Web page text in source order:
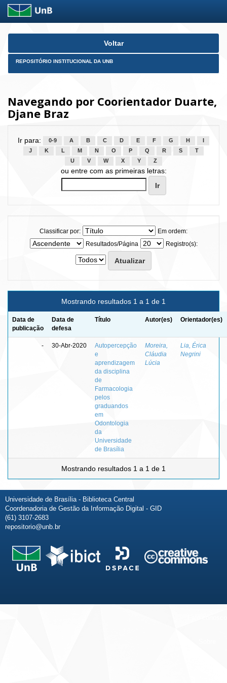
Skip
Voltar
REPOSITÓRIO INSTITUCIONAL DA UNB
Navegando por Coorientador Duarte,
Djane Braz
Ir para: 0-9 A B C D E F G H
J
K L M N O P Q R S
T
U
V W X Y Z
ou entre com as primeiras letras:
Classificar por:
Em ordem:
Resultados/Página
Registro(s):
Mostrando resultados 1 a 1 de 1
Data de
publicação
Data de
defesa
Título Autor(es) Orientador(es)
- 30-Abr-2020
Autopercepção
e
aprendizagem
da disciplina
de
Farmacologia
pelos
graduandos
em
Odontologia
da
Universidade
de Brasília
Moreira,
Cláudia
Lúcia
Lia, Érica
Negrini
Mostrando resultados 1 a 1 de 1
Universidade de Brasília - Biblioteca Central
Coordenadoria de Gestão da Informação Digital - GID
(61) 3107-2683
repositorio@unb.br